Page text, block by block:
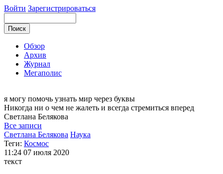
Войти Зарегистрироваться
Обзор
Архив
Журнал
Мегаполис
я могу помочь узнать мир через буквы
Никогда ни о чем не жалеть и всегда стремиться вперед
Светлана Белякова
Все записи
Светлана Белякова Наука
Теги: Космос
11:24 07 июля 2020
текст